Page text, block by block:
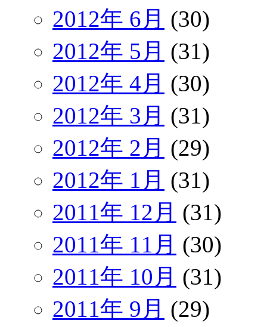
2012年 6月 (30)
2012年 5月 (31)
2012年 4月 (30)
2012年 3月 (31)
2012年 2月 (29)
2012年 1月 (31)
2011年 12月 (31)
2011年 11月 (30)
2011年 10月 (31)
2011年 9月 (29)